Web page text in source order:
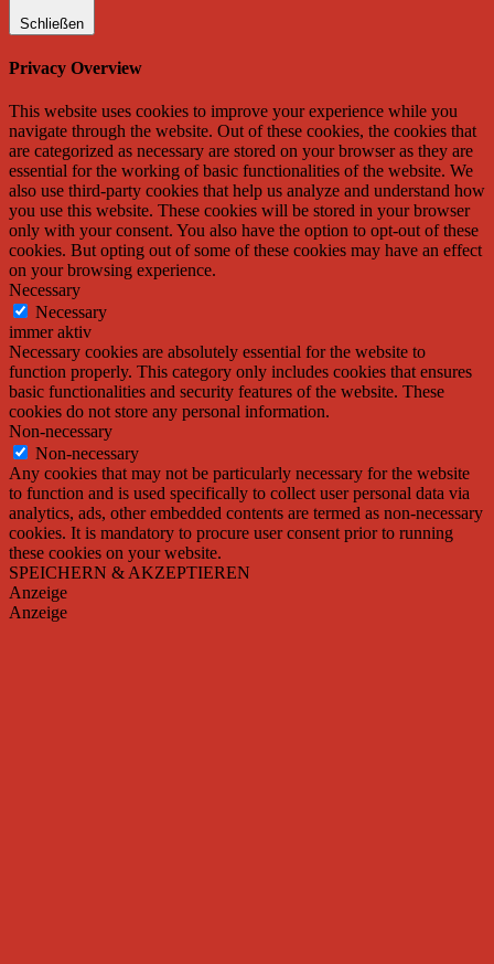
Schließen
Privacy Overview
This website uses cookies to improve your experience while you
navigate through the website. Out of these cookies, the cookies that
are categorized as necessary are stored on your browser as they are
essential for the working of basic functionalities of the website. We
also use third-party cookies that help us analyze and understand how
you use this website. These cookies will be stored in your browser
only with your consent. You also have the option to opt-out of these
cookies. But opting out of some of these cookies may have an effect
on your browsing experience.
Necessary
Necessary
immer aktiv
Necessary cookies are absolutely essential for the website to
function properly. This category only includes cookies that ensures
basic functionalities and security features of the website. These
cookies do not store any personal information.
Non-necessary
Non-necessary
Any cookies that may not be particularly necessary for the website
to function and is used specifically to collect user personal data via
analytics, ads, other embedded contents are termed as non-necessary
cookies. It is mandatory to procure user consent prior to running
these cookies on your website.
SPEICHERN & AKZEPTIEREN
Anzeige
Anzeige